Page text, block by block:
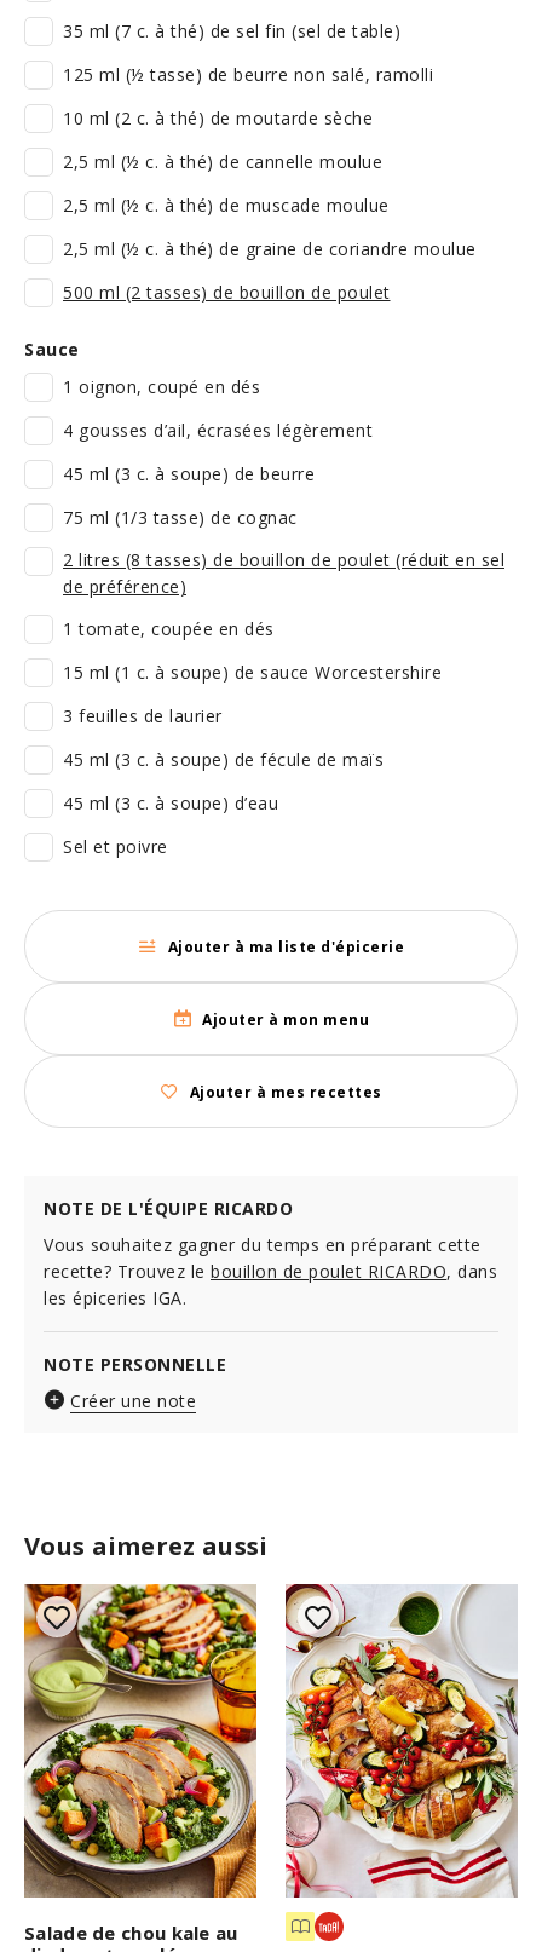
Vous aimerez aussi
Salade de chou kale au
35 ml (7 c. à thé) de sel fin (sel de table)
125 ml (½ tasse) de beurre non salé, ramolli
10 ml (2 c. à thé) de moutarde sèche
2,5 ml (½ c. à thé) de cannelle moulue
2,5 ml (½ c. à thé) de muscade moulue
2,5 ml (½ c. à thé) de graine de coriandre moulue
500 ml (2 tasses) de bouillon de poulet
Sauce
1 oignon, coupé en dés
4 gousses d’ail, écrasées légèrement
45 ml (3 c. à soupe) de beurre
75 ml (1/3 tasse) de cognac
2 litres (8 tasses) de bouillon de poulet (réduit en sel
de préférence)
1 tomate, coupée en dés
15 ml (1 c. à soupe) de sauce Worcestershire
3 feuilles de laurier
45 ml (3 c. à soupe) de fécule de maïs
45 ml (3 c. à soupe) d’eau
Sel et poivre
Ajouter à ma liste d'épicerie
Ajouter à mon menu
Ajouter à mes recettes
NOTE DE L'ÉQUIPE RICARDO
Vous souhaitez gagner du temps en préparant cette
recette? Trouvez le bouillon de poulet RICARDO, dans
les épiceries IGA.
NOTE PERSONNELLE
Créer une note